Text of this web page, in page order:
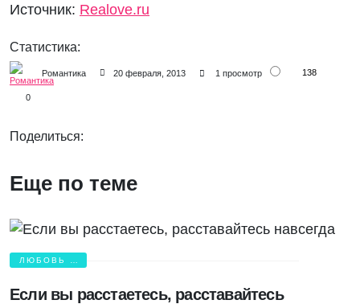
Источник: Realove.ru
Статистика:
Романтика 20 февраля, 2013 1 просмотр 138
0
Поделиться:
Еще по теме
ЛЮБОВЬ И
Если вы расстаетесь, расставайтесь